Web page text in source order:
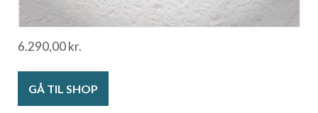
6.290,00kr.
GÅ TIL SHOP